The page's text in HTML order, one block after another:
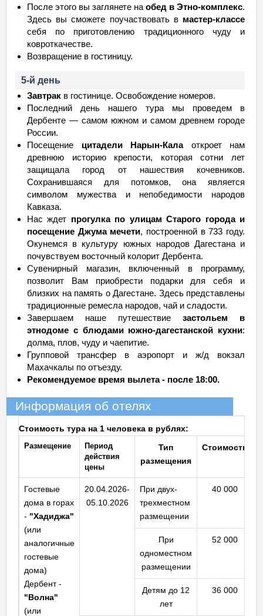
После этого вы заглянете на обед в Этно-комплекс.
Здесь вы сможете поучаствовать в мастер-классе
себя по приготовлению традиционного чуду и
ковроткачестве.
Возвращение в гостиницу.
5-й день
Завтрак в гостинице. Освобождение номеров.
Последний день нашего тура мы проведем в
Дербенте — самом южном и самом древнем городе
России.
Посещение цитадели Нарын-Калаоткроет нам
древнюю историю крепости, которая сотни лет
защищала город от нашествия кочевников.
Сохранившаяся для потомков, она является
символом мужества и непобедимости народов
Кавказа.
Нас ждет прогулка по улицам Старого города и
посещение Джума мечети, построенной в 733 году.
Окунемся в культуру южных народов Дагестана и
почувствуем восточный колорит Дербента.
Сувенирный магазин, включенный в программу,
позволит Вам приобрести подарки для себя и
близких на память о Дагестане. Здесь представлены
традиционные ремесла народов, чай и сладости.
Завершаем наше путешествие застольем в
этнодоме с блюдами южно-дагестанской кухни:
долма, плов, чуду и чаепитие.
Групповой трансфер в аэропорт и ж/д вокзал
Махачкалы по отъезду.
Рекомендуемое время вылета - после 18:00.
Информация об отелях
Стоимость тура на 1 человека в рублях:
Размещение
Период
действия
цены
Тип
размещения
Стоимость
Гостевые
дома в горах
- "Хадиджа"
(или
аналогичные
гостевые
дома)
Дербент -
"Волна"
(или
20.04.2026-
05.10.2026
При двух-
трехместном
размещении
40 000
При
одноместном
размещении
52 000
Детям до 12
лет
36 000